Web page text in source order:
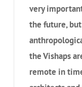
very
the future,
the Vishaps
remote in